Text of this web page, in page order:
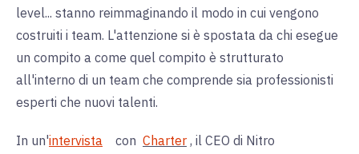
level... stanno reimmaginando il modo in cui vengono
costruiti i team. L'attenzione si è spostata da chi esegue
un compito a come quel compito è strutturato
all'interno di un team che comprende sia professionisti
esperti che nuovi talenti.
In un'intervista con Charter , il CEO di Nitro